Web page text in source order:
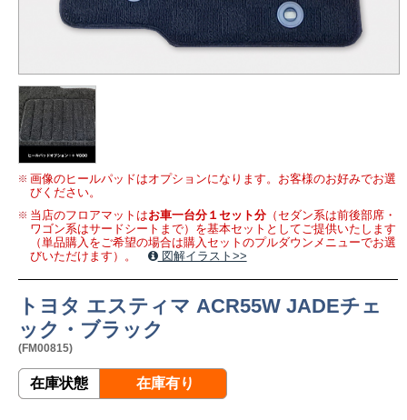
画像のヒールパッドはオプションになります。お客様のお好みでお選
びください。
当店のフロアマットはお車一台分１セット分（セダン系は前後部席・
ワゴン系はサードシートまで）を基本セットとしてご提供いたします
（単品購入をご希望の場合は購入セットのプルダウンメニューでお選
びいただけます）。
図解イラスト>>
トヨタ エスティマ ACR55W JADEチェ
ック・ブラック
(FM00815)
在庫状態 在庫有り